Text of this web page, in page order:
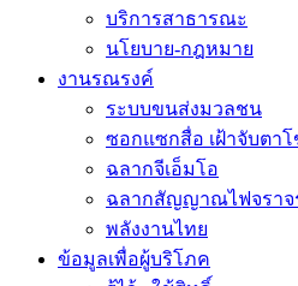
บริการสาธารณะ
นโยบาย-กฎหมาย
งานรณรงค์
ระบบขนส่งมวลชน
ซอกแซกสื่อ เฝ้าจับตา
ฉลากจีเอ็มโอ
ฉลากสัญญาณไฟจราจ
พลังงานไทย
ข้อมูลเพื่อผู้บริโภค